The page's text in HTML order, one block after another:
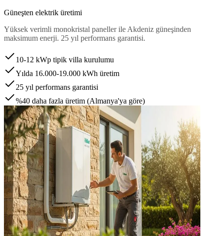
Güneşten elektrik üretimi
Yüksek verimli monokristal paneller ile Akdeniz güneşinden
maksimum enerji. 25 yıl performans garantisi.
10-12 kWp tipik villa kurulumu
Yılda 16.000-19.000 kWh üretim
25 yıl performans garantisi
%40 daha fazla üretim (Almanya'ya göre)